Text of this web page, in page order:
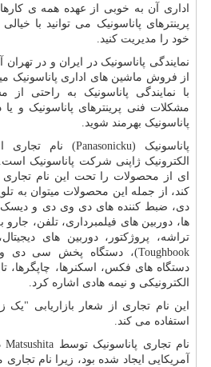
اداری آن به خوبی از عهده همه ی
پرینترهای پاناسونیک می توانید با
خود را مدیریت کنید.
نمایندگی پاناسونیک در ایران و در
از فروش ماشین های اداری پاناسونیک
با نمایندگی پاناسونیک به راحتی
مشکلات فنی پرینترهای پاناسونیک و
پاناسونیک بهرمند شوید.
پاناسونیک (Panasonicku) نام تجاری
الکترونیک ژاپنی شرکت پاناسونیک
ای از محصولات را تحت این نام
کند، از جمله این محصولات میتوان به
دی، ضبط کننده های دی وی دی و
ها، دوربین های فیلمبرداری، تلفن،
تراشه، پروژکتور، دوربین های
Toughbook)، دستگاه پخش سی دی و
دستگاه های فکس، اسکنرها، چاپگرها،
الکترونیکی و نیمه هادی اشاره کرد.
این نام تجاری از شعار بازاریابی "یک
استفاده می کند.
نام تجاری پاناسونیک توسط Matsushita
آمریکایی ایجاد شده بود، زیرا نام